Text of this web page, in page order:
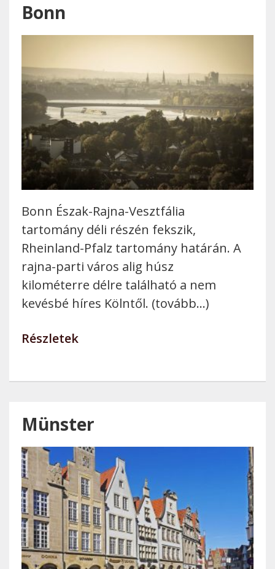
Bonn
Bonn Észak-Rajna-Vesztfália
tartomány déli részén fekszik,
Rheinland-Pfalz tartomány határán. A
rajna-parti város alig húsz
kilométerre délre található a nem
kevésbé híres Kölntől. (tovább…)
Részletek
Münster